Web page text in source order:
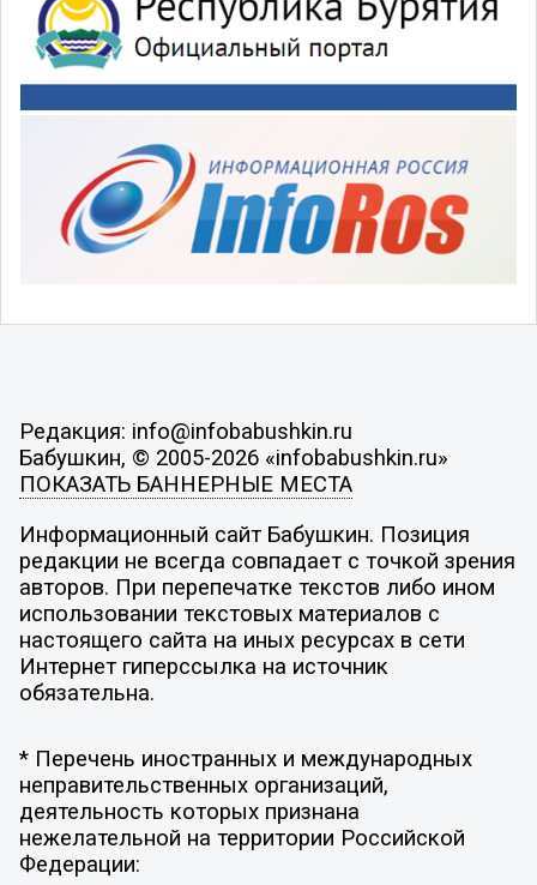
Редакция: info@infobabushkin.ru
Бабушкин, © 2005-2026 «infobabushkin.ru»
ПОКАЗАТЬ БАННЕРНЫЕ МЕСТА
Информационный сайт Бабушкин. Позиция
редакции не всегда совпадает с точкой зрения
авторов. При перепечатке текстов либо ином
использовании текстовых материалов с
настоящего сайта на иных ресурсах в сети
Интернет гиперссылка на источник
обязательна.
* Перечень иностранных и международных
неправительственных организаций,
деятельность которых признана
нежелательной на территории Российской
Федерации: